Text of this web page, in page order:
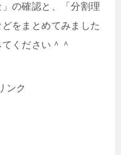
の確認と、「分割理
をまとめてみました
ください＾＾
ンク